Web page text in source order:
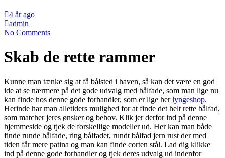
4 år ago
admin
No Comments
Skab de rette rammer
Kunne man tænke sig at få bålsted i haven, så kan det være en god
ide at se nærmere på det gode udvalg med bålfade, som man lige nu
kan finde hos denne gode forhandler, som er lige herlyngeshop.
Herinde har man alletiders mulighed for at finde det helt rette bålfad,
som matcher jeres ønsker og behov. Klik jer derfor ind på denne
hjemmeside og tjek de forskellige modeller ud. Her kan man både
finde runde bålfade, ring bålfadet, rundt bålfad jern rust der med
tiden får mere patina og man kan finde corten stål. Lad dig klikke
ind på denne gode forhandler og tjek deres udvalg ud indenfor